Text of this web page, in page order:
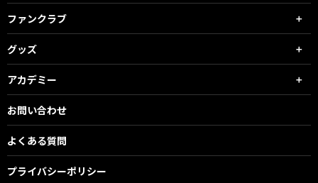
ファンクラブ
グッズ
アカデミー
お問い合わせ
よくある質問
プライバシーポリシー